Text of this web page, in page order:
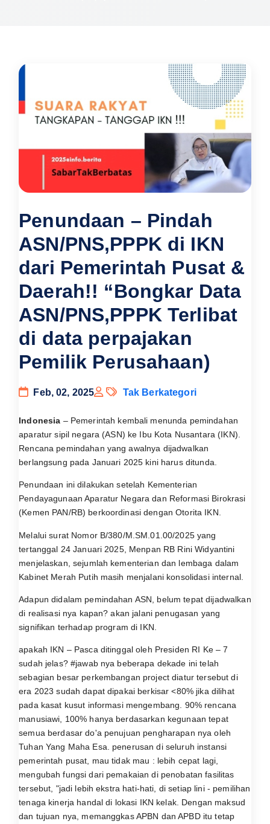
Penundaan – Pindah
ASN/PNS,PPPK di IKN
dari Pemerintah Pusat &
Daerah!! “Bongkar Data
ASN/PNS,PPPK Terlibat
di data perpajakan
Pemilik Perusahaan)
Feb, 02, 2025 Tak Berkategori
Indonesia – Pemerintah kembali menunda pemindahan
aparatur sipil negara (ASN) ke Ibu Kota Nusantara (IKN).
Rencana pemindahan yang awalnya dijadwalkan
berlangsung pada Januari 2025 kini harus ditunda.
Penundaan ini dilakukan setelah Kementerian
Pendayagunaan Aparatur Negara dan Reformasi Birokrasi
(Kemen PAN/RB) berkoordinasi dengan Otorita IKN.
Melalui surat Nomor B/380/M.SM.01.00/2025 yang
tertanggal 24 Januari 2025, Menpan RB Rini Widyantini
menjelaskan, sejumlah kementerian dan lembaga dalam
Kabinet Merah Putih masih menjalani konsolidasi internal.
Adapun didalam pemindahan ASN, belum tepat dijadwalkan
di realisasi nya kapan? akan jalani penugasan yang
signifikan terhadap program di IKN.
apakah IKN – Pasca ditinggal oleh Presiden RI Ke – 7
sudah jelas? #jawab nya beberapa dekade ini telah
sebagian besar perkembangan project diatur tersebut di
era 2023 sudah dapat dipakai berkisar <80% jika dilihat
pada kasat kusut informasi mengembang. 90% rencana
manusiawi, 100% hanya berdasarkan kegunaan tepat
semua berdasar do'a penujuan pengharapan nya oleh
Tuhan Yang Maha Esa. penerusan di seluruh instansi
pemerintah pusat, mau tidak mau : lebih cepat lagi,
mengubah fungsi dari pemakaian di penobatan fasilitas
tersebut, "jadi lebih ekstra hati-hati, di setiap lini - pemilihan
tenaga kinerja handal di lokasi IKN kelak. Dengan maksud
dan tujuan nya, memanggkas APBN dan APBD itu tetap